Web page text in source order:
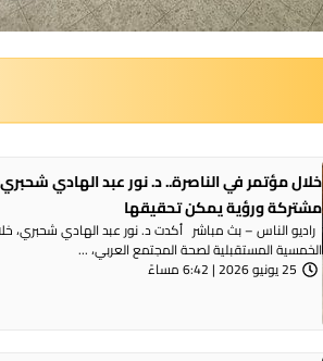
خلال مؤتمر في الناصرة.. د. نور عبد الهادي
مشتركة ورؤية يمكن تحقيقها
راديو الناس – بث مباشر أكدت د. نور عبد الهادي شحبري،
الخمسية المستقبلية لصحة المجتمع العربي، ...
25 يونيو 2026 | 6:42 مساءً